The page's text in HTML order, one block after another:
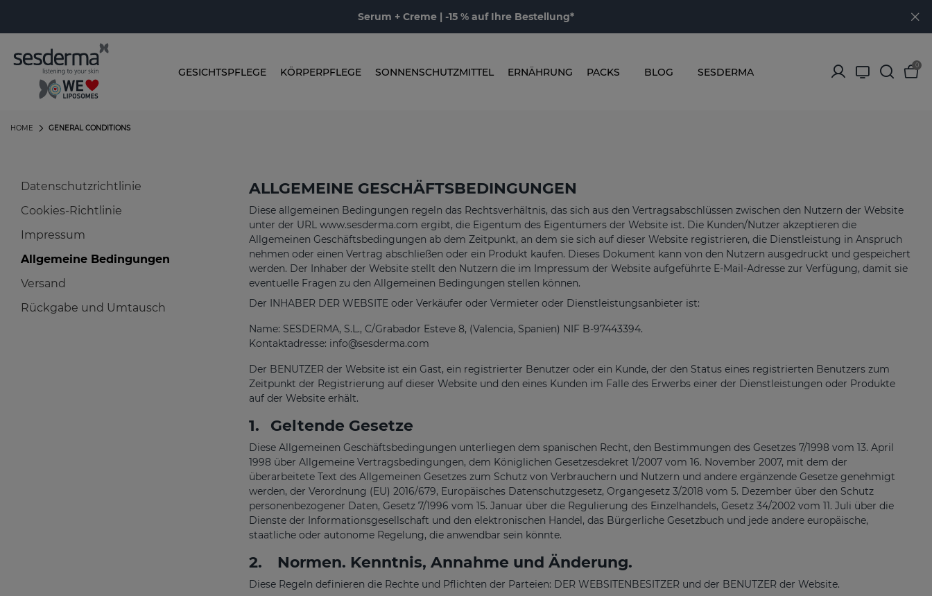
Serum + Creme | -15 % auf Ihre Bestellung*
GESICHTSPFLEGE KÖRPERPFLEGE SONNENSCHUTZMITTEL ERNÄHRUNG PACKS BLOG SESDERMA
0
GENERAL CONDITIONS
HOME
Datenschutzrichtlinie
Cookies-Richtlinie
Impressum
Allgemeine Bedingungen
Versand
Rückgabe und Umtausch
ALLGEMEINE GESCHÄFTSBEDINGUNGEN
Diese allgemeinen Bedingungen regeln das Rechtsverhältnis, das sich aus den Vertragsabschlüssen zwischen den Nutzern der Website
unter der URL www.sesderma.com ergibt, die Eigentum des Eigentümers der Website ist. Die Kunden/Nutzer akzeptieren die
Allgemeinen Geschäftsbedingungen ab dem Zeitpunkt, an dem sie sich auf dieser Website registrieren, die Dienstleistung in Anspruch
nehmen oder einen Vertrag abschließen oder ein Produkt kaufen. Dieses Dokument kann von den Nutzern ausgedruckt und gespeichert
werden. Der Inhaber der Website stellt den Nutzern die im Impressum der Website aufgeführte E-Mail-Adresse zur Verfügung, damit sie
eventuelle Fragen zu den Allgemeinen Bedingungen stellen können.
Der INHABER DER WEBSITE oder Verkäufer oder Vermieter oder Dienstleistungsanbieter ist:
Name: SESDERMA, S.L., C/Grabador Esteve 8, (Valencia, Spanien) NIF B-97443394.
Kontaktadresse: info@sesderma.com
Der BENUTZER der Website ist ein Gast, ein registrierter Benutzer oder ein Kunde, der den Status eines registrierten Benutzers zum
Zeitpunkt der Registrierung auf dieser Website und den eines Kunden im Falle des Erwerbs einer der Dienstleistungen oder Produkte
auf der Website erhält.
1. Geltende Gesetze
Diese Allgemeinen Geschäftsbedingungen unterliegen dem spanischen Recht, den Bestimmungen des Gesetzes 7/1998 vom 13. April
1998 über Allgemeine Vertragsbedingungen, dem Königlichen Gesetzesdekret 1/2007 vom 16. November 2007, mit dem der
überarbeitete Text des Allgemeinen Gesetzes zum Schutz von Verbrauchern und Nutzern und andere ergänzende Gesetze genehmigt
werden, der Verordnung (EU) 2016/679, Europäisches Datenschutzgesetz, Organgesetz 3/2018 vom 5. Dezember über den Schutz
personenbezogener Daten, Gesetz 7/1996 vom 15. Januar über die Regulierung des Einzelhandels, Gesetz 34/2002 vom 11. Juli über die
Dienste der Informationsgesellschaft und den elektronischen Handel, das Bürgerliche Gesetzbuch und jede andere europäische,
staatliche oder autonome Regelung, die anwendbar sein könnte.
2. Normen. Kenntnis, Annahme und Änderung.
Diese Regeln definieren die Rechte und Pflichten der Parteien: DER WEBSITENBESITZER und der BENUTZER der Website.